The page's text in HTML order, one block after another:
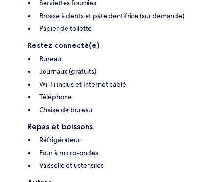
Serviettes fournies
Brosse à dents et pâte dentifrice (sur demande)
Papier de toilette
Restez connecté(e)
Bureau
Journaux (gratuits)
Wi-Fi inclus et Internet câblé
Téléphone
Chaise de bureau
Repas et boissons
Réfrigérateur
Four à micro-ondes
Vaisselle et ustensiles